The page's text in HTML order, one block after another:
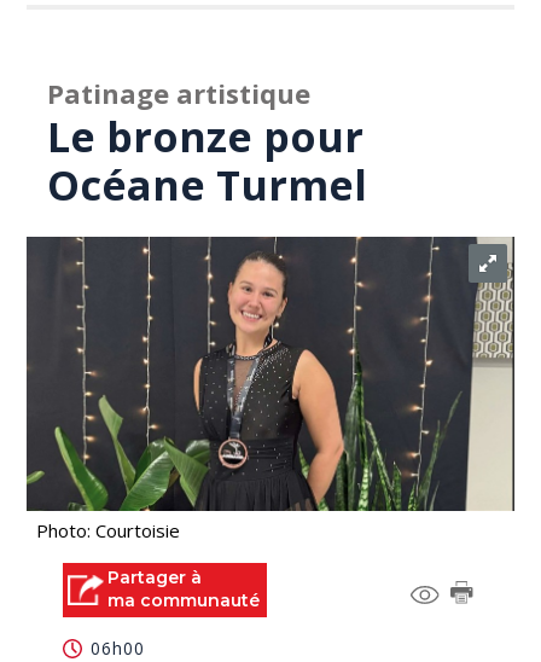
Patinage artistique
Le bronze pour
Océane Turmel
Photo: Courtoisie
Partager à
ma communauté
06h00